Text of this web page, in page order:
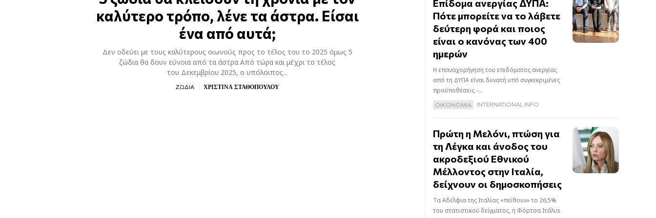
καλύτερο τρόπο, λένε τα άστρα. Είσαι
ένα από αυτά;
Δεν οδεύει με τους καλύτερους οιωνούς προς το τέλος του το 2025 όμως 5
ζώδια θα δουν εύνοια από τα άστρα Από τώρα και μέχρι το τέλος
του Δεκεμβρίου 2025, ο υπόλοιπος...
ΖΩΔΙΑ ΧΡΙΣΤΙΝΑ ΣΤΑΘΟΠΟΥΛΟΥ
Επίδομα ανεργίας ΔΥΠΑ:
Πότε μπορείτε να το λάβετε
δεύτερη φορά και ποιος
είναι ο κανόνας των 400
ημερών
Η επαναχορήγηση του επιδόματος ανεργίας
από τη ΔΥΠΑ είναι δυνατή υπό συγκεκριμένες
προϋποθέσεις -...
ΟΙΚΟΝΟΜΙΑ INTERNATIONAL INFO
Πρώτη η Μελόνι, πτώση για
τη Λέγκα και άνοδος του
ακροδεξιού Εθνικού
Μέλλοντος στην Ιταλία,
δείχνουν οι δημοσκοπήσεις
Tα Αδέλφια της Ιταλίας «πείθουν» το 26,5%
του στατιστικού δείγματος, η Φόρτσα Ιτάλια